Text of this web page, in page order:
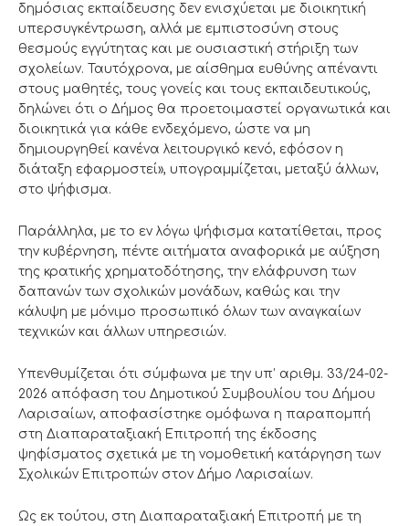
δημόσιας εκπαίδευσης δεν ενισχύεται με διοικητική
υπερσυγκέντρωση, αλλά με εμπιστοσύνη στους
θεσμούς εγγύτητας και με ουσιαστική στήριξη των
σχολείων. Ταυτόχρονα, με αίσθημα ευθύνης απέναντι
στους μαθητές, τους γονείς και τους εκπαιδευτικούς,
δηλώνει ότι ο Δήμος θα προετοιμαστεί οργανωτικά και
διοικητικά για κάθε ενδεχόμενο, ώστε να μη
δημιουργηθεί κανένα λειτουργικό κενό, εφόσον η
διάταξη εφαρμοστεί», υπογραμμίζεται, μεταξύ άλλων,
στο ψήφισμα.
Παράλληλα, με το εν λόγω ψήφισμα κατατίθεται, προς
την κυβέρνηση, πέντε αιτήματα αναφορικά με αύξηση
της κρατικής χρηματοδότησης, την ελάφρυνση των
δαπανών των σχολικών μονάδων, καθώς και την
κάλυψη με μόνιμο προσωπικό όλων των αναγκαίων
τεχνικών και άλλων υπηρεσιών.
Υπενθυμίζεται ότι σύμφωνα με την υπ’ αριθμ. 33/24-02-
2026 απόφαση του Δημοτικού Συμβουλίου του Δήμου
Λαρισαίων, αποφασίστηκε ομόφωνα η παραπομπή
στη Διαπαραταξιακή Επιτροπή της έκδοσης
ψηφίσματος σχετικά με τη νομοθετική κατάργηση των
Σχολικών Επιτροπών στον Δήμο Λαρισαίων.
Ως εκ τούτου, στη Διαπαραταξιακή Επιτροπή με τη